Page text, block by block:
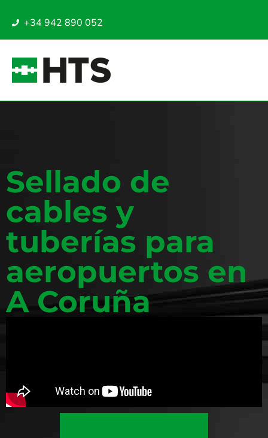
+34 942 890 052
Sellado de
cables y
tuberías para
aeropuertos en
A Coruña